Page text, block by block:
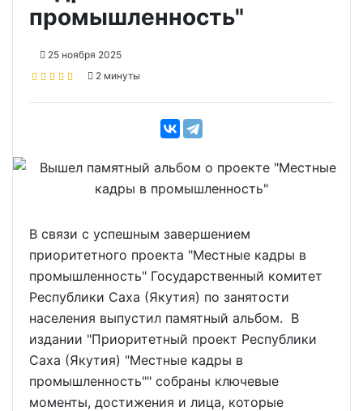
промышленность"
25 ноября 2025
2 минуты
В связи с успешным завершением
приоритетного проекта "Местные кадры в
промышленность" Государственный комитет
Республики Саха (Якутия) по занятости
населения выпустил памятный альбом. В
издании "Приоритетный проект Республики
Саха (Якутия) "Местные кадры в
промышленность"" собраны ключевые
моменты, достижения и лица, которые